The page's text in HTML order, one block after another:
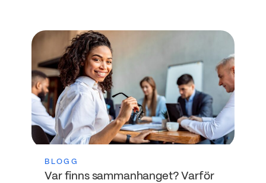
BLOGG
Var finns sammanhanget? Varför